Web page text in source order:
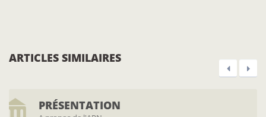
ARTICLES SIMILAIRES
PRÉSENTATION